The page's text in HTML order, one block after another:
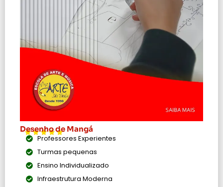
Desenho de Mangá
Professores Experientes
Turmas pequenas
Ensino Individualizado
Infraestrutura Moderna